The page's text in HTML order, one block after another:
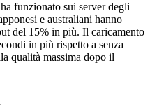
funzionato sui server degli
e australiani hanno
del 15% in più. Il caricamento
in più rispetto a senza
qualità massima dopo il